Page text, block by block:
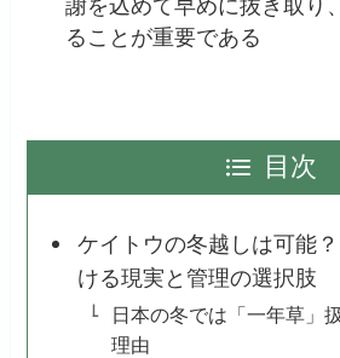
謝を込めて早めに抜き取り
ることが重要である
目次
ケイトウの冬越しは可能
ける現実と管理の選択肢
日本の冬では「一年草」
理由